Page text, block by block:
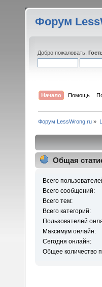
Форум
Добро пожаловать,
Начало Помощь
Форум LessWrong.ru »
Общая
Всего
Всего сообщений:
Всего тем:
Всего категорий:
Пользователей
Максимум онлайн:
Сегодня онлайн:
Общее количество